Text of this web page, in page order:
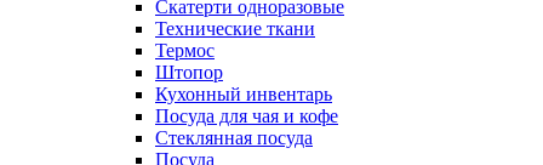
Скатерти одноразовые
Технические ткани
Термос
Штопор
Кухонный инвентарь
Посуда для чая и кофе
Стеклянная посуда
Посуда